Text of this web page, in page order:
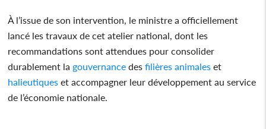
À l’issue de son intervention, le ministre a officiellement
lancé les travaux de cet atelier national, dont les
recommandations sont attendues pour consolider
durablement la gouvernance des filières animales et
halieutiques et accompagner leur développement au service
de l’économie nationale.